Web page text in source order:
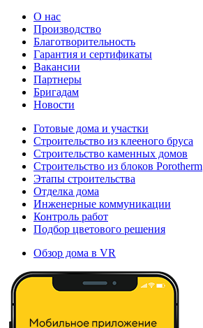
О нас
Производство
Благотворительность
Гарантия и сертификаты
Вакансии
Партнеры
Бригадам
Новости
Готовые дома и участки
Строительство из клееного бруса
Строительство каменных домов
Строительство из блоков Porotherm
Этапы строительства
Отделка дома
Инженерные коммуникации
Контроль работ
Подбор цветового решения
Обзор дома в VR